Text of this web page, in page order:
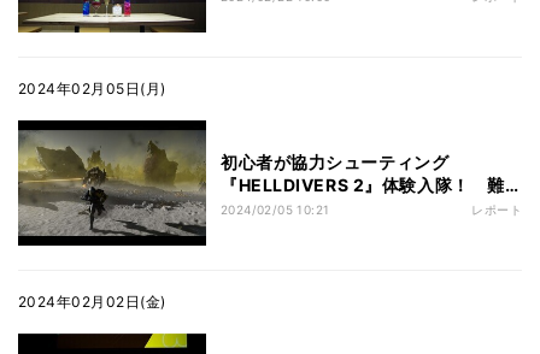
2024年02月05日(月)
初心者が協力シューティング
『HELLDIVERS 2』体験入隊！ 難
しいけど失敗しても笑える楽しさがあ
2024/02/05 10:21 レポート
2024年02月02日(金)